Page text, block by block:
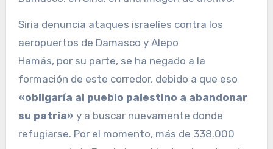
Siria denuncia ataques israelíes contra los
aeropuertos de Damasco y Alepo
Hamás, por su parte, se ha negado a la
formación de este corredor, debido a que eso
«obligaría al pueblo palestino a abandonar
su patria» y a buscar nuevamente donde
refugiarse. Por el momento, más de 338.000